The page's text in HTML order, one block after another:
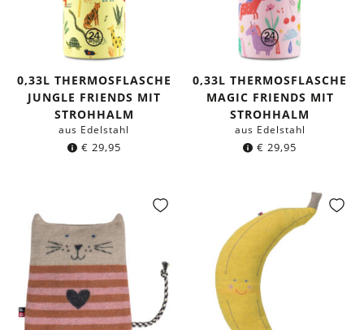
0,33L THERMOSFLASCHE
JUNGLE FRIENDS MIT
STROHHALM
aus Edelstahl
€ 29,95
0,33L THERMOSFLASCHE
MAGIC FRIENDS MIT
STROHHALM
aus Edelstahl
€ 29,95